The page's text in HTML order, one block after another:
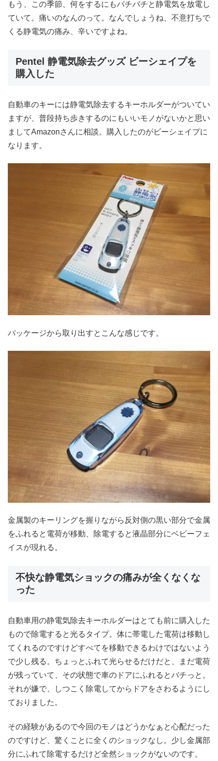
もう、この季節、何をするにもバチバチと静電気を放電し
ていて。痛いのなんのって。なんでしょうね、不意打ちで
くる静電気の痛み、辛いですよね。
Pentel 静電気除去グッズ ビーシェイプを
購入した
自動車のキーには静電気除去するキーホルダーがついてい
ますが、普段持ち歩きするのにもいいモノがないかと思い
ましてAmazonさんに相談。購入したのがビーシェイプに
なります。
パッケージから取り出すとこんな感じです。
金属製のキーリングを握りながら反対側の黒い部分で金属
をふれると電荷が移動、除電すると液晶部分にベビーフェ
イスが現れる。
不快な静電気ショックの痛みが全くなくな
った
自動車用の静電気除去キーホルダーはとても前に購入した
もので除電すると光るタイプ。体に帯電した電荷は移動し
てくれるのですけどすべてを移動できるわけではないよう
で少し残る。ちょっとふれて光らせるだけだと、まだ電荷
が残っていて、その状態で車のドアにふれるとバチっと。
それが嫌で、しつこく除電してからドアをさわるようにし
ておりました。
その経験があるので今回のモノはどうかなぁと心配だった
のですけど、驚くことに全くのショックなし。少し金属部
分にふれて除電するだけど全然ショックがないのです。